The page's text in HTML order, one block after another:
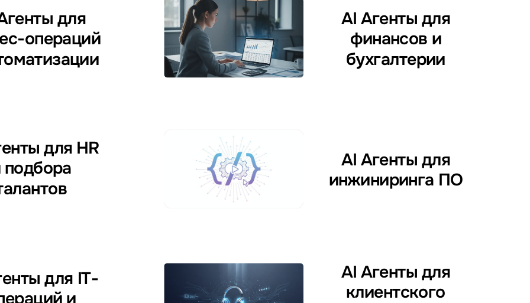
для
операций
AI Агенты для
финансов и
бухгалтерии
для HR
подбора
AI Агенты для
инжиниринга ПО
для IT-
AI Агенты для
клиентского